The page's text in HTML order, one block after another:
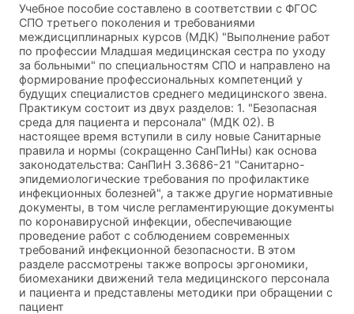
Учебное пособие составлено в соответствии с ФГОС
СПО третьего поколения и требованиями
междисциплинарных курсов (МДК) "Выполнение работ
по профессии Младшая медицинская сестра по уходу
за больными" по специальностям СПО и направлено на
формирование профессиональных компетенций у
будущих специалистов среднего медицинского звена.
Практикум состоит из двух разделов: 1. "Безопасная
среда для пациента и персонала" (МДК 02). В
настоящее время вступили в силу новые Санитарные
правила и нормы (сокращенно СанПиНы) как основа
законодательства: СанПиН 3.3686-21 "Санитарно-
эпидемиологические требования по профилактике
инфекционных болезней", а также другие нормативные
документы, в том числе регламентирующие документы
по коронавирусной инфекции, обеспечивающие
проведение работ с соблюдением современных
требований инфекционной безопасности. В этом
разделе рассмотрены также вопросы эргономики,
биомеханики движений тела медицинского персонала
и пациента и представлены методики при обращении с
пациент